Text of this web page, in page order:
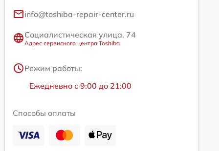
info@toshiba-repair-center.ru
Социалистическая улица, 74
Адрес сервисного центра Toshiba
Режим работы:
Ежедневно с 9:00 до 21:00
Способы оплаты